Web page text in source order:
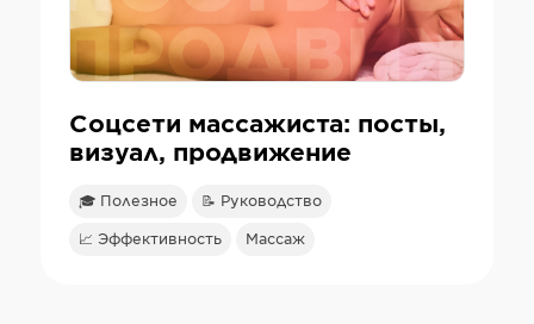
Соцсети массажиста: посты,
визуал, продвижение
🎓 Полезное 📝 Руководство
📈 Эффективность Массаж